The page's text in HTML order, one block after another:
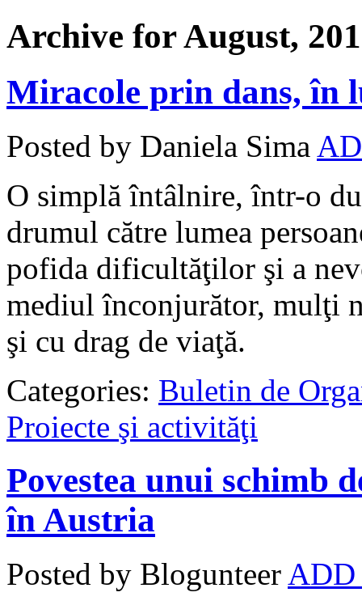
Archive for August,
Miracole prin dans, în
Posted by Daniela Sima
O simplă întâlnire, într-o
drumul către lumea
pofida dificultăţilor şi a
mediul înconjurător, mulţi
şi cu drag de viaţă.
Categories: Buletin de
Proiecte şi activităţi
Povestea unui schimb
în Austria
Posted by Blogunteer ADD